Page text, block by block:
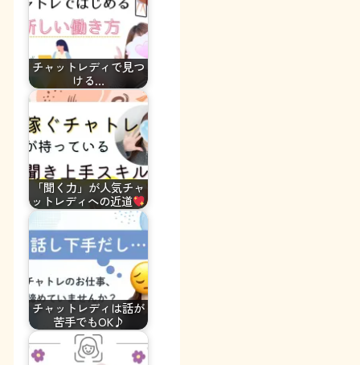
チャットレディで見つ
ける…
「聞く力」が人気チャ
ットレディへの近道
チャットレディは話が
苦手でもOK♪